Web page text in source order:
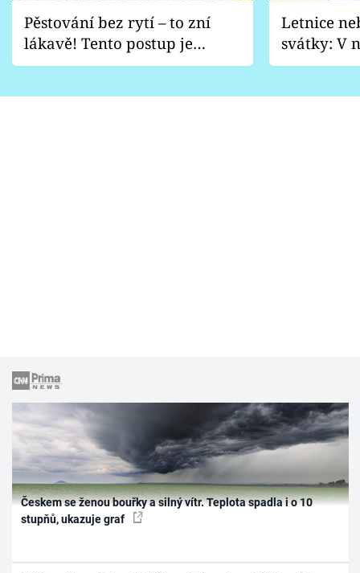
Pěstování bez rytí – to zní
lákavě! Tento postup je
vhodný jen pro některé
Letnice
svátky: V
pondělí
Českem se ženou bouřky a silný vítr. Teplota spadla i o 10
stupňů, ukazuje graf